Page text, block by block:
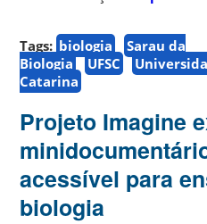
Tags: biologia
Sarau da
Biologia
UFSC
Catarina
Projeto Imagine
acessível para
biologia